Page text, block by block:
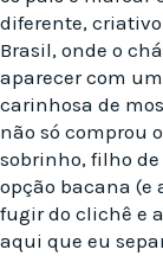
diferente,
Brasil, onde o
aparecer com
carinhosa de
não só comprou
sobrinho, filho
opção bacana (e
fugir do clichê e
aqui que eu